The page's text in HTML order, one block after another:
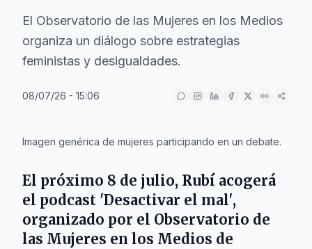
El Observatorio de las Mujeres en los Medios
organiza un diálogo sobre estrategias
feministas y desigualdades.
08/07/26 - 15:06
Imagen genérica de mujeres participando en un debate.
El próximo 8 de julio, Rubí acogerá
el podcast 'Desactivar el mal',
organizado por el Observatorio de
las Mujeres en los Medios de